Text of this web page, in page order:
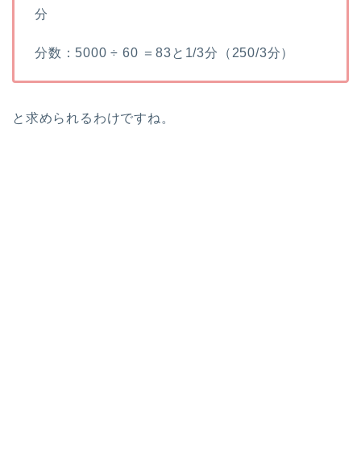
分
分数：5000 ÷ 60 ＝83と1/3分（250/3分）
と求められるわけですね。